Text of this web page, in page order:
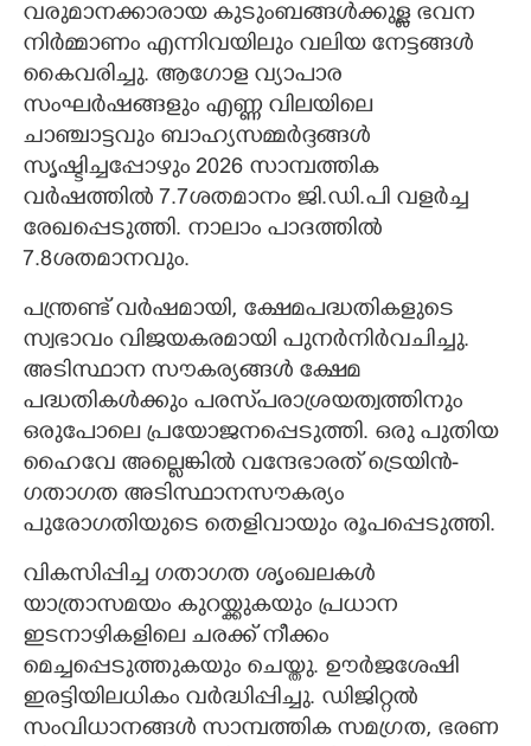
വരുമാനക്കാരായ കുടുംബങ്ങൾക്കുള്ള ഭവന
നിർമ്മാണം എന്നിവയിലും വലിയ നേട്ടങ്ങൾ
കൈവരിച്ചു. ആഗോള വ്യാപാര
സംഘർഷങ്ങളും എണ്ണ വിലയിലെ
ചാഞ്ചാട്ടവും ബാഹ്യസമ്മർദ്ദങ്ങൾ
സൃഷ്ടിച്ചപ്പോഴും 2026 സാമ്പത്തിക
വർഷത്തിൽ 7.7ശതമാനം ജി.ഡി.പി വളർച്ച
രേഖപ്പെടുത്തി. നാലാം പാദത്തിൽ
7.8ശതമാനവും.
പന്ത്രണ്ട് വർഷമായി, ക്ഷേമപദ്ധതികളുടെ
സ്വഭാവം വിജയകരമായി പുനർനിർവചിച്ചു.
അടിസ്ഥാന സൗകര്യങ്ങൾ ക്ഷേമ
പദ്ധതികൾക്കും പരസ്‌പരാശ്രയത്വത്തിനും
ഒരുപോലെ പ്രയോജനപ്പെടുത്തി. ഒരു പുതിയ
ഹൈവേ അല്ലെങ്കിൽ വന്ദേഭാരത് ട്രെയിൻ-
ഗതാഗത അടിസ്ഥാനസൗകര്യം
പുരോഗതിയുടെ തെളിവായും രൂപപ്പെടുത്തി.
വികസിപ്പിച്ച ഗതാഗത ശൃംഖലകൾ
യാത്രാസമയം കുറയ്ക്കുകയും പ്രധാന
ഇടനാഴികളിലെ ചരക്ക് നീക്കം
മെച്ചപ്പെടുത്തുകയും ചെയ്തു. ഊർജശേഷി
ഇരട്ടിയിലധികം വർദ്ധിപ്പിച്ചു. ഡിജിറ്റൽ
സംവിധാനങ്ങൾ സാമ്പത്തിക സമഗ്രത, ഭരണ